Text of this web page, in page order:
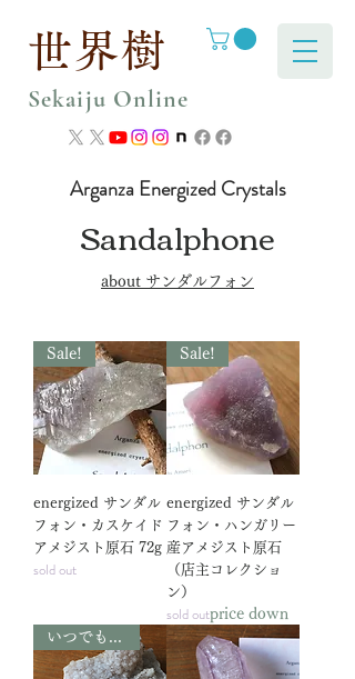
世界樹
Sekaiju Online
Arganza Energized Crystals
Sandalphone
​about サンダルフォン
Sale!
energized サンダル
フォン・カスケイド
アメジスト原石 72g
sold out
Sale!
energized サンダル
フォン・ハンガリー
産アメジスト原石
（店主コレクショ
ン）
sold outprice down
いつでも23%OFF!